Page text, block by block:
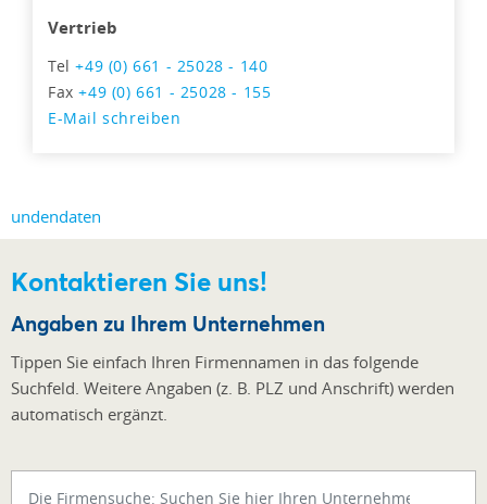
Vertrieb
Tel+49 (0) 661 - 25028 - 140
Fax+49 (0) 661 - 25028 - 155
E-Mail schreiben
Kontaktieren Sie uns!
Angaben zu Ihrem Unternehmen
Tippen Sie einfach Ihren Firmennamen in das folgende
Suchfeld. Weitere Angaben (z. B. PLZ und Anschrift) werden
automatisch ergänzt.